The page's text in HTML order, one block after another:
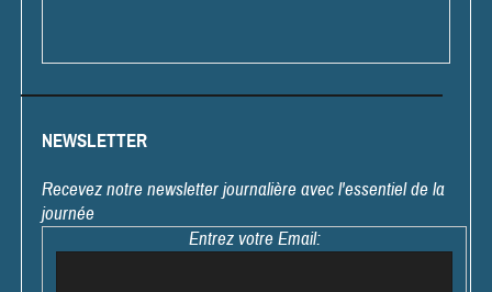
NEWSLETTER
Recevez notre newsletter journalière avec l'essentiel de la
journée
Entrez votre Email: